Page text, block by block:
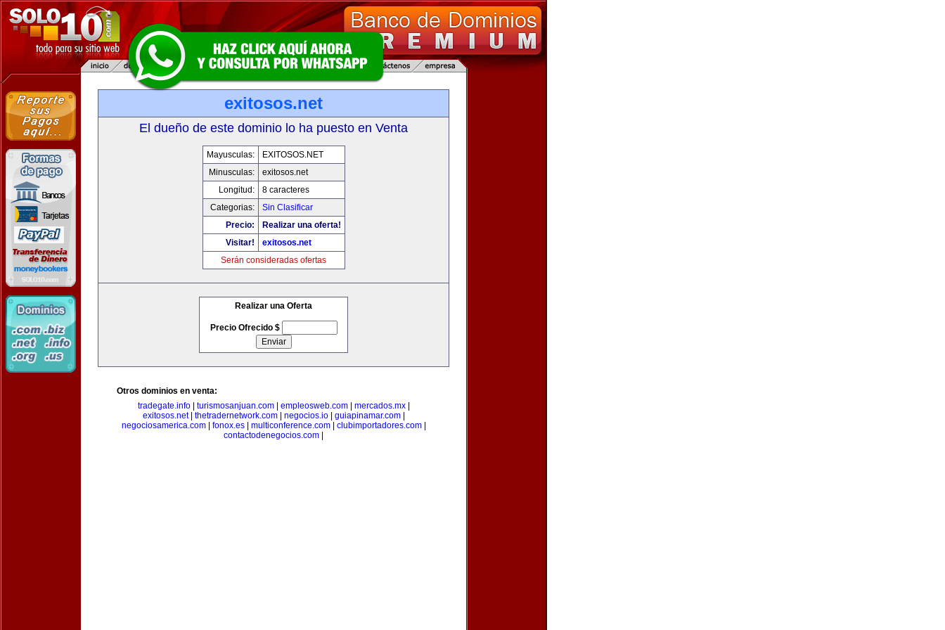
exitosos.net
El dueño de este dominio lo ha puesto en Venta
Mayusculas:
EXITOSOS.NET
Minusculas:
exitosos.net
Longitud:
8 caracteres
Categorias:
Sin Clasificar
Precio:
Realizar una oferta!
Visitar!
exitosos.net
Serán consideradas ofertas
Realizar una Oferta
Precio Ofrecido $
Otros dominios en venta:
tradegate.info| turismosanjuan.com| empleosweb.com| mercados.mx|
exitosos.net| thetradernetwork.com| negocios.io| guiapinamar.com|
negociosamerica.com| fonox.es| multiconference.com| clubimportadores.com|
contactodenegocios.com